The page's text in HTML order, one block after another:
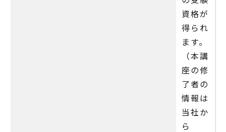
資格が
得られ
ます。
（本講
座の修
了者の
情報は
当社か
ら